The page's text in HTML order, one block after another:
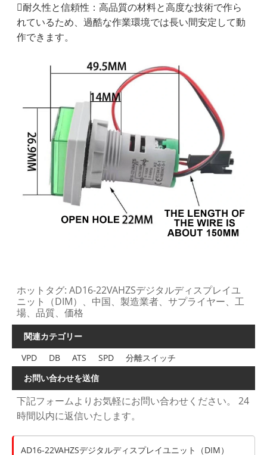
耐久性と信頼性：高品質の材料と高度な技術で作ら
れているため、過酷な作業環境では長い間安定して動
作できます。
ホットタグ: AD16-22VAHZSデジタルディスプレイユ
ニット（DIM）、中国、製造業者、サプライヤー、工
場、品質、価格
関連カテゴリー
VPD
DB ATS SPD
分離スイッチ
お問い合わせを送信
下記フォームよりお気軽にお問い合わせください。 24
時間以内に返信いたします。